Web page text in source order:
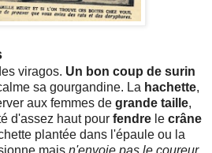
viragos. Un bon coup de surin
sa gourgandine. La hachette,
aux femmes de grande taille,
d'assez haut pour fendre le crâne
plantée dans l'épaule ou la
mais n'envoie pas le coureur